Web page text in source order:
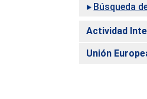
Búsqueda
Actividad
Unión